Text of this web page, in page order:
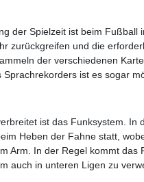
der Spielzeit ist beim
zurückgreifen und die
der verschiedenen
ist es sogar
ist das Funksystem. In
Heben der Fahne statt,
Arm. In der Regel kommt
auch in unteren Ligen zu